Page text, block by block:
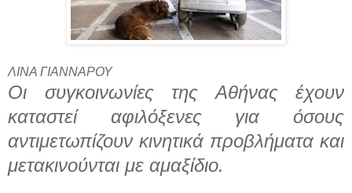
ΛΙΝΑ ΓΙΑΝΝΑΡΟΥ
Οι συγκοινωνίες της Αθήνας έχουν
καταστεί αφιλόξενες για όσους
αντιμετωπίζουν κινητικά προβλήματα και
μετακινούνται με αμαξίδιο.